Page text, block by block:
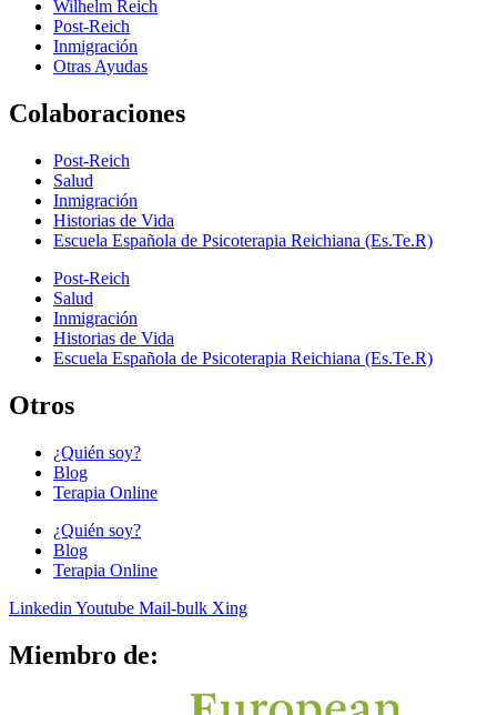
Wilhelm Reich
Post-Reich
Inmigración
Otras Ayudas
Colaboraciones
Post-Reich
Salud
Inmigración
Historias de Vida
Escuela Española de Psicoterapia Reichiana (Es.Te.R)
Post-Reich
Salud
Inmigración
Historias de Vida
Escuela Española de Psicoterapia Reichiana (Es.Te.R)
Otros
¿Quién soy?
Blog
Terapia Online
¿Quién soy?
Blog
Terapia Online
Linkedin Youtube Mail-bulk Xing
Miembro de: